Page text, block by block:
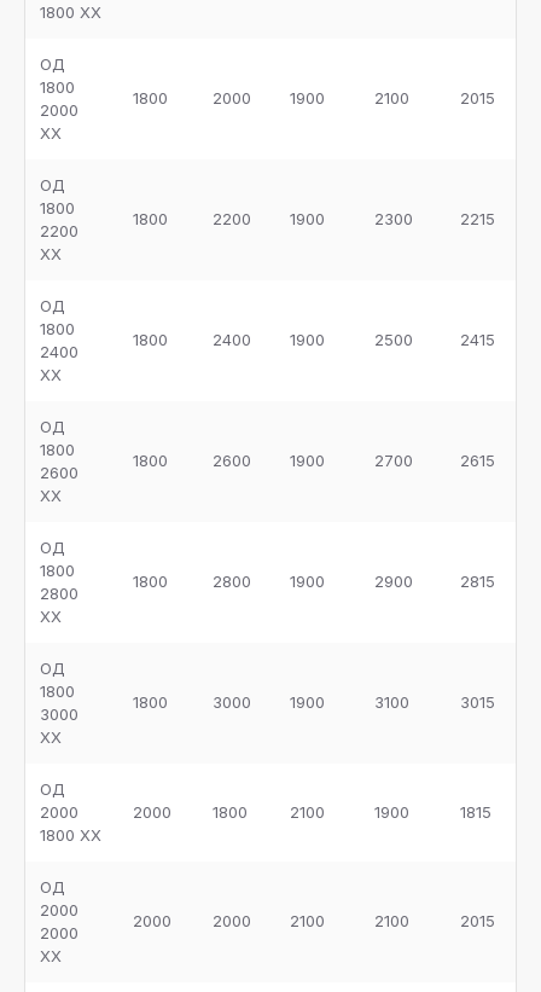
1800 ХХ
ОД
1800
2000
ХХ
1800 2000 1900 2100 2015
ОД
1800
2200
ХХ
1800 2200 1900 2300 2215
ОД
1800
2400
ХХ
1800 2400 1900 2500 2415
ОД
1800
2600
ХХ
1800 2600 1900 2700 2615
ОД
1800
2800
ХХ
1800 2800 1900 2900 2815
ОД
1800
3000
ХХ
1800 3000 1900 3100 3015
ОД
2000
1800 ХХ
2000 1800 2100 1900 1815
ОД
2000
2000
ХХ
2000 2000 2100 2100 2015